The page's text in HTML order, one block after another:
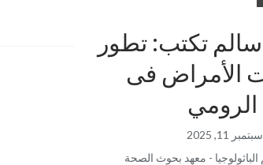
تكتب: تطور
الأمراض فى
سبتمبر 11, 2025
- معهد بحوث الصحة